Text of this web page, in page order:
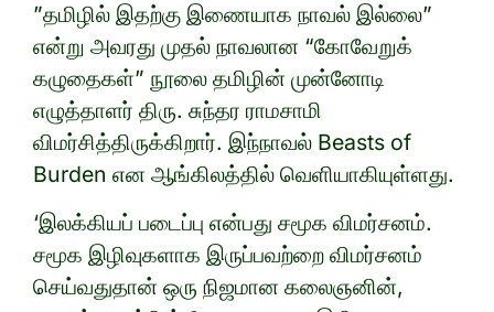
”தமிழில் இதற்கு இணையாக நாவல் இல்லை”
என்று அவரது முதல் நாவலான “கோவேறுக்
கழுதைகள்” நூலை தமிழின் முன்னோடி
எழுத்தாளர் திரு. சுந்தர ராமசாமி
விமர்சித்திருக்கிறார். இந்நாவல் Beasts of
Burden என ஆங்கிலத்தில் வெளியாகியுள்ளது.
‘இலக்கியப் படைப்பு என்பது சமூக விமர்சனம்.
சமூக இழிவுகளாக இருப்பவற்றை விமர்சனம்
செய்வதுதான் ஒரு நிஜமான கலைஞனின்,